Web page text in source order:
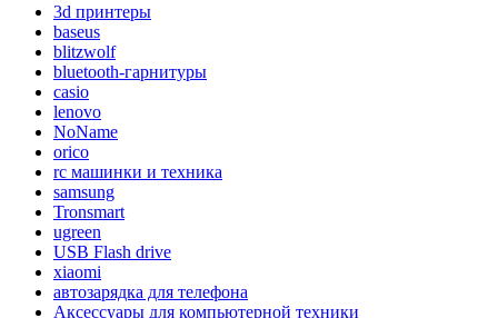
3d принтеры
baseus
blitzwolf
bluetooth-гарнитуры
casio
lenovo
NoName
orico
rc машинки и техника
samsung
Tronsmart
ugreen
USB Flash drive
xiaomi
автозарядка для телефона
Аксессуары для компьютерной техники